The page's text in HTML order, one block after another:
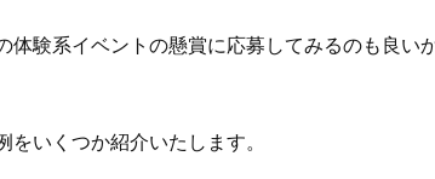
体験系イベントの懸賞に応募してみるのも良い
いくつか紹介いたします。